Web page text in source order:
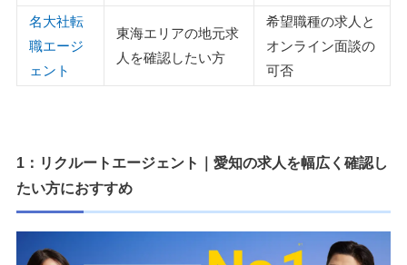
名大社転
職エージ
ェント
東海エリアの地元求
人を確認したい方
希望職種の求人と
オンライン面談の
可否
1：リクルートエージェント｜愛知の求人を幅広く確認し
たい方におすすめ